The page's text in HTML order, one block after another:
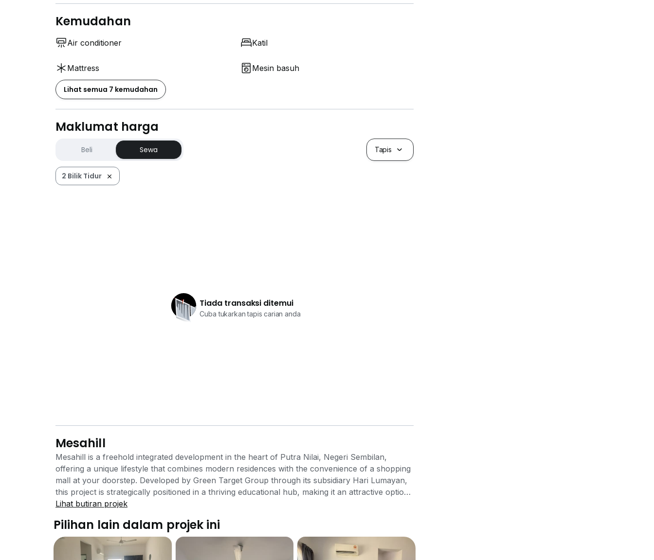
Kemudahan
Air conditioner Katil
Mattress Mesin basuh
Lihat semua 7 kemudahan
Maklumat harga
Beli Sewa Tapis
2 Bilik Tidur
Tiada transaksi ditemui
Cuba tukarkan tapis carian anda
Mesahill
Mesahill is a freehold integrated development in the heart of Putra Nilai, Negeri Sembilan,
offering a unique lifestyle that combines modern residences with the convenience of a shopping
mall at your doorstep. Developed by Green Target Group through its subsidiary Hari Lumayan,
this project is strategically positioned in a thriving educational hub, making it an attractive option
for students, families, and investors. Located on one of the highest points in Nilai, Mesahill offers
consists of three 25-storey towers built over 15.48 acres, housing SOHO units and serviced
apartments. The residential units feature built-ups ranging from a compact 350 sq ft to a more
spacious 850 sq ft, catering to various needs from individuals to small families. Layouts primarily
Lihat butiran projek
Pilihan lain dalam projek ini